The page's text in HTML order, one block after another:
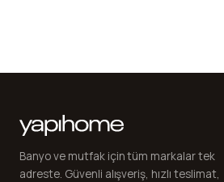
Banyo ve mutfak için tüm markalar tek
adreste. Güvenli alışveriş, hızlı teslimat,